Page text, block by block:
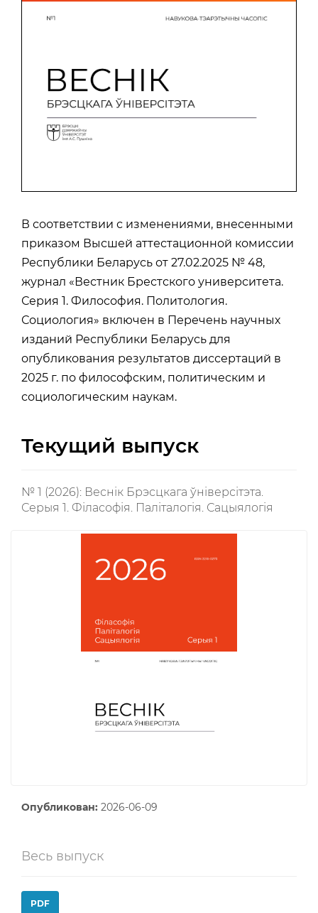
В соответствии с изменениями, внесенными
приказом Высшей аттестационной комиссии
Республики Беларусь от 27.02.2025 № 48,
журнал «Вестник Брестского университета.
Серия 1. Философия. Политология.
Социология» включен в Перечень научных
изданий Республики Беларусь для
опубликования результатов диссертаций в
2025 г. по философским, политическим и
социологическим наукам.
Текущий выпуск
№ 1 (2026): Веснік Брэсцкага ўніверсітэта.
Серыя 1. Філасофія. Паліталогія. Сацыялогія
Опубликован: 2026-06-09
Весь выпуск
PDF